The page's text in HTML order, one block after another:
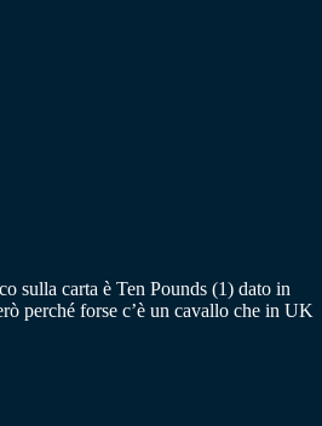
sulla carta è Ten Pounds (1) dato in
perché forse c’è un cavallo che in UK